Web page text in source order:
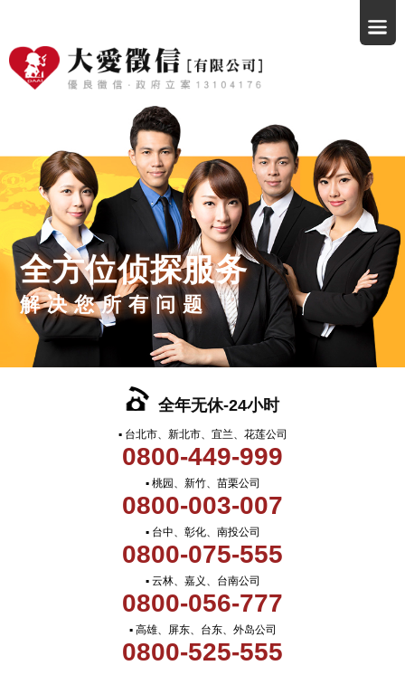
全方位侦探服务
解决您所有问题
全年无休-24小时
▪ 台北市、新北市、宜兰、花莲公司
0800-449-999
▪ 桃园、新竹、苗栗公司
0800-003-007
▪ 台中、彰化、南投公司
0800-075-555
▪ 云林、嘉义、台南公司
0800-056-777
▪ 高雄、屏东、台东、外岛公司
0800-525-555